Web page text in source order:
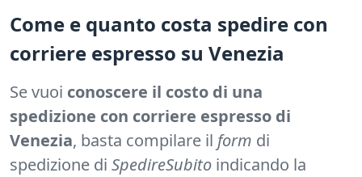
Come e quanto costa spedire con
corriere espresso su Venezia
Se vuoi conoscere il costo di una
spedizione con corriere espresso di
Venezia, basta compilare il form di
spedizione di SpedireSubito indicando la